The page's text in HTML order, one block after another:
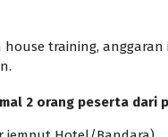
training,
2 orang peserta dari